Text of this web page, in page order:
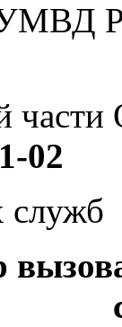
02
служб